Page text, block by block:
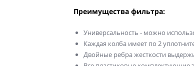
Преимущества фильтра:
Универсальность - можно
Каждая колба имеет по 2
Двойные ребра жесткости